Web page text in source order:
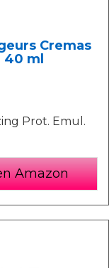
Cremas
40 ml
Prot. Emul.
Amazon